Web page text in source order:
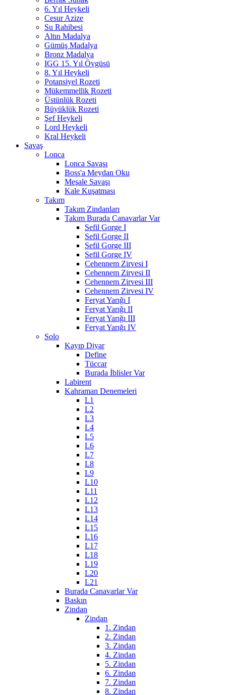
6. Yıl Heykeli
Cesur Azize
Su Rahibesi
Altın Madalya
Gümüş Madalya
Bronz Madalya
IGG 15. Yıl Övgüsü
8. Yıl Heykeli
Potansiyel Rozeti
Mükemmellik Rozeti
Üstünlük Rozeti
Büyüklük Rozeti
Şef Heykeli
Lord Heykeli
Kral Heykeli
Savaş
Lonca
Lonca Savaşı
Boss'a Meydan Oku
Meşale Savaşı
Kale Kuşatması
Takım
Takım Zindanları
Takım Burada Canavarlar Var
Sefil Gorge I
Sefil Gorge II
Sefil Gorge III
Sefil Gorge IV
Cehennem Zirvesi I
Cehennem Zirvesi II
Cehennem Zirvesi III
Cehennem Zirvesi IV
Feryat Yarığı I
Feryat Yarığı II
Feryat Yarığı III
Feryat Yarığı IV
Solo
Kayıp Diyar
Define
Tüccar
Burada İblisler Var
Labirent
Kahraman Denemeleri
L1
L2
L3
L4
L5
L6
L7
L8
L9
L10
L11
L12
L13
L14
L15
L16
L17
L18
L19
L20
L21
Burada Canavarlar Var
Baskın
Zindan
Zindan
1. Zindan
2. Zindan
3. Zindan
4. Zindan
5. Zindan
6. Zindan
7. Zindan
8. Zindan